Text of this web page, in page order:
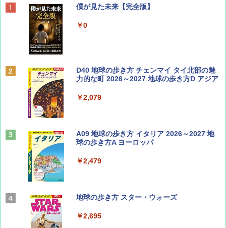
ディズニーファン ２０２６年 ９月号 [雑
BE-PAL(ビ-パル) 2026年 9 月号【特別付録:
SOTO ミニマル"旅"財布 ランダム2種】
￥1,500
山と溪谷 2026年8月号「南アルプス大全」
Coyote No.89 特集 星野道夫 夢見る旅
￥1,540
僕が見た未来【完全版】
￥0
D40 地球の歩き方 チェンマイ タイ北部の魅
力的な町 2026～2027 地球の歩き方D アジア
￥2,079
A09 地球の歩き方 イタリア 2026～2027 地
球の歩き方A ヨーロッパ
￥2,479
地球の歩き方 スター・ウォーズ
￥2,695